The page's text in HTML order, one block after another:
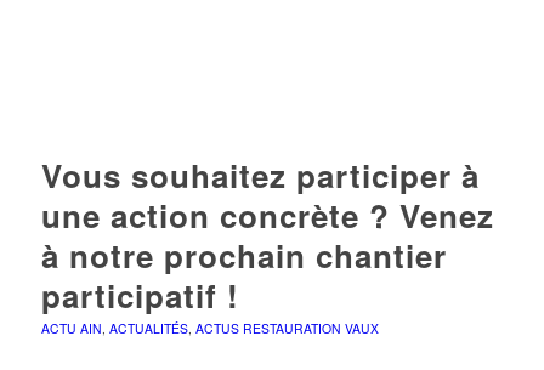
Vous souhaitez participer à
une action concrète ? Venez
à notre prochain chantier
participatif !
ACTU AIN ACTUALITÉS, ACTUS RESTAURATION VAUX